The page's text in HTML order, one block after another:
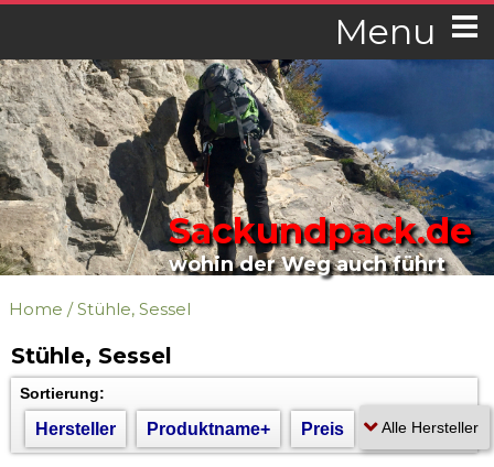
Menu
Sackundpack.de
wohin der Weg auch führt
Home /Stühle, Sessel
Stühle, Sessel
Sortierung:
Hersteller Produktname+ Preis